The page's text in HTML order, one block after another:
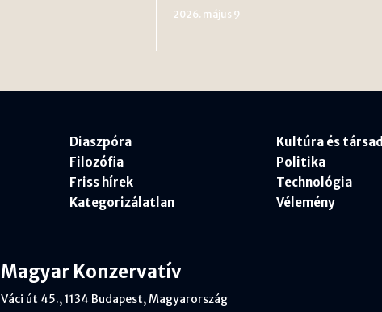
2026. május 9
Diaszpóra
Filozófia
Friss hírek
Kategorizálatlan
Kultúra és
Politika
Technológia
Vélemény
Magyar Konzervatív
Váci út 45., 1134 Budapest, Magyarország